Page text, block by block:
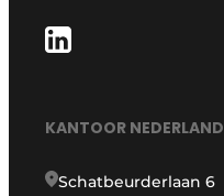
KANTOOR NEDERLAND
Schatbeurderlaan 6